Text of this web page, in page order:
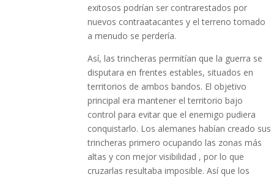
exitosos podrían ser contrarestados por
nuevos contraatacantes y el terreno tomado
a menudo se perdería.
Así, las trincheras permitían que la guerra se
disputara en frentes estables, situados en
territorios de ambos bandos. El objetivo
principal era mantener el territorio bajo
control para evitar que el enemigo pudiera
conquistarlo. Los alemanes habían creado sus
trincheras primero ocupando las zonas más
altas y con mejor visibilidad , por lo que
cruzarlas resultaba imposible. Así que los